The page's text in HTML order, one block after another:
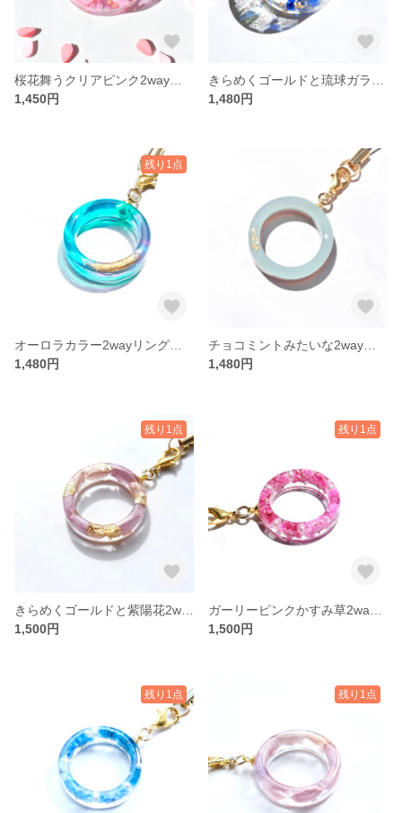
1,450円
1,480円
残り1点
1,480円
1,480円
残り1点
1,500円
残り1点
1,500円
残り1点 残り1点